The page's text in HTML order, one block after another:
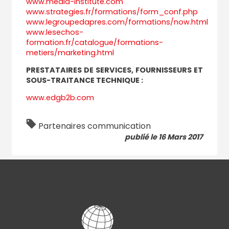
www.strategies.fr/formations/form_conf.php
www.legroupedapres.com/formations/now.html
www.lesechos-
formation.fr/catalogue/formations-
metiers/marketing.html
PRESTATAIRES DE SERVICES, FOURNISSEURS ET
SOUS-TRAITANCE TECHNIQUE :
www.edgb2b.com
Partenaires communication
publié le 16 Mars 2017